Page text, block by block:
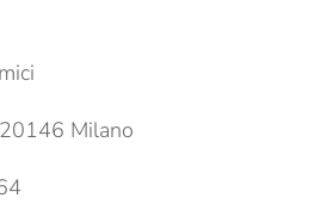
Milano